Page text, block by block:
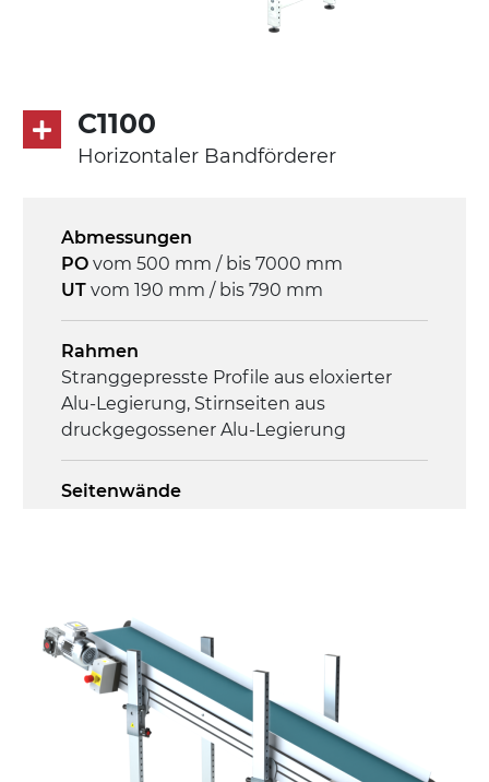
C1100
Horizontaler Bandförderer
Abmessungen
PO vom 500 mm / bis 7000 mm
UT vom 190 mm / bis 790 mm
Rahmen
Stranggepresste Profile aus eloxierter
Alu-Legierung, Stirnseiten aus
druckgegossener Alu-Legierung
Seitenwände
ausziehbare Elemente aus
druckgegossener Alu-Legierung, Beine
aus verzinktem Metallrohr, Stellfüße
Förderfläche
PU Oberfläche in Mattblau